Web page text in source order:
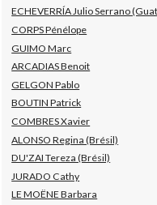
ECHEVERRÍA Julio Serrano
CORPS Pénélope
GUIMO Marc
ARCADIAS Benoit
GELGON Pablo
BOUTIN Patrick
COMBRES Xavier
ALONSO Regina (Brésil)
DU'ZAI Tereza (Brésil)
JURADO Cathy
LE MOËNE Barbara